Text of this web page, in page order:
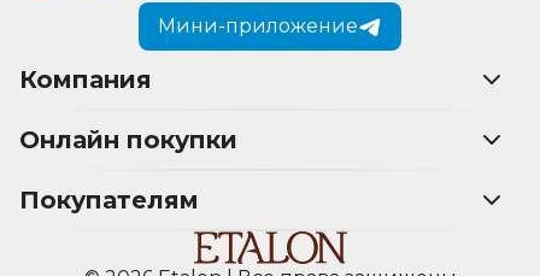
Мини-приложение
Компания
Онлайн покупки
Покупателям